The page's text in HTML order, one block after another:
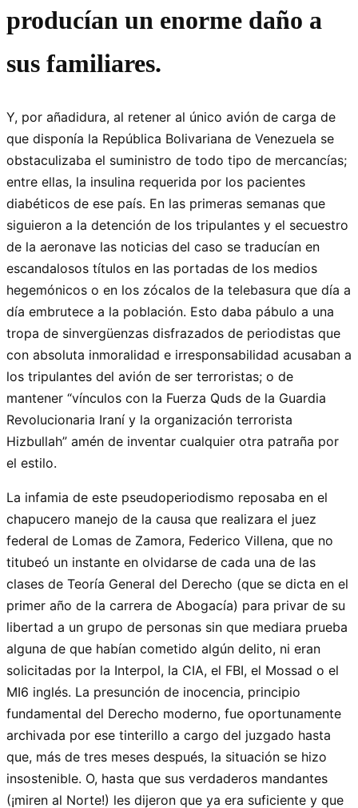
producían un enorme daño a
sus familiares.
Y, por añadidura, al retener al único avión de carga de
que disponía la República Bolivariana de Venezuela se
obstaculizaba el suministro de todo tipo de mercancías;
entre ellas, la insulina requerida por los pacientes
diabéticos de ese país. En las primeras semanas que
siguieron a la detención de los tripulantes y el secuestro
de la aeronave las noticias del caso se traducían en
escandalosos títulos en las portadas de los medios
hegemónicos o en los zócalos de la telebasura que día a
día embrutece a la población. Esto daba pábulo a una
tropa de sinvergüenzas disfrazados de periodistas que
con absoluta inmoralidad e irresponsabilidad acusaban a
los tripulantes del avión de ser terroristas; o de
mantener “vínculos con la Fuerza Quds de la Guardia
Revolucionaria Iraní y la organización terrorista
Hizbullah” amén de inventar cualquier otra patraña por
el estilo.
La infamia de este pseudoperiodismo reposaba en el
chapucero manejo de la causa que realizara el juez
federal de Lomas de Zamora, Federico Villena, que no
titubeó un instante en olvidarse de cada una de las
clases de Teoría General del Derecho (que se dicta en el
primer año de la carrera de Abogacía) para privar de su
libertad a un grupo de personas sin que mediara prueba
alguna de que habían cometido algún delito, ni eran
solicitadas por la Interpol, la CIA, el FBI, el Mossad o el
MI6 inglés. La presunción de inocencia, principio
fundamental del Derecho moderno, fue oportunamente
archivada por ese tinterillo a cargo del juzgado hasta
que, más de tres meses después, la situación se hizo
insostenible. O, hasta que sus verdaderos mandantes
(¡miren al Norte!) les dijeron que ya era suficiente y que